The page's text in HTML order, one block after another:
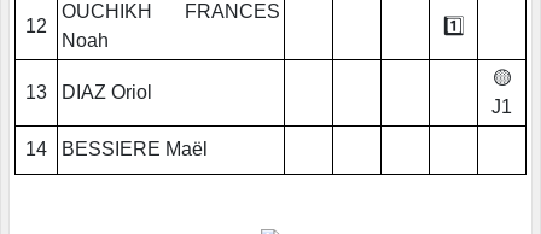
12
OUCHIKH FRANCES
Noah
1️⃣
13 DIAZ Oriol
🟡
J1
14 BESSIERE Maël